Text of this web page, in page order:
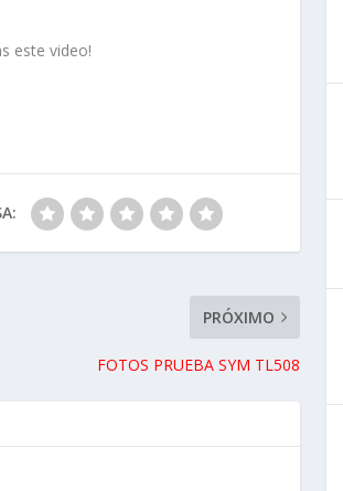
este video!
PRÓXIMO
FOTOS PRUEBA SYM TL508